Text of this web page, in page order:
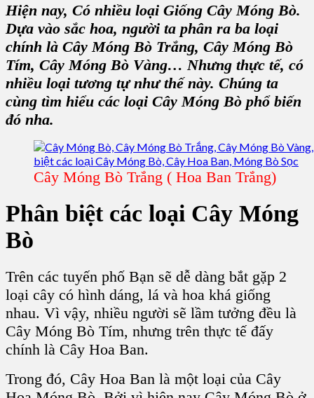
Hiện nay, Có nhiều loại Giống Cây Móng Bò.
Dựa vào sắc hoa, người ta phân ra ba loại
chính là Cây Móng Bò Trắng, Cây Móng Bò
Tím, Cây Móng Bò Vàng… Nhưng thực tế, có
nhiều loại tương tự như thế này. Chúng ta
cùng tìm hiểu các loại Cây Móng Bò phổ biến
đó nha.
Cây Móng Bò Trắng ( Hoa Ban Trắng)
Phân biệt các loại Cây Móng
Bò
Trên các tuyến phố Bạn sẽ dễ dàng bắt gặp 2
loại cây có hình dáng, lá và hoa khá giống
nhau. Vì vậy, nhiều người sẽ lầm tưởng đều là
Cây Móng Bò Tím, nhưng trên thực tế đấy
chính là Cây Hoa Ban.
Trong đó, Cây Hoa Ban là một loại của Cây